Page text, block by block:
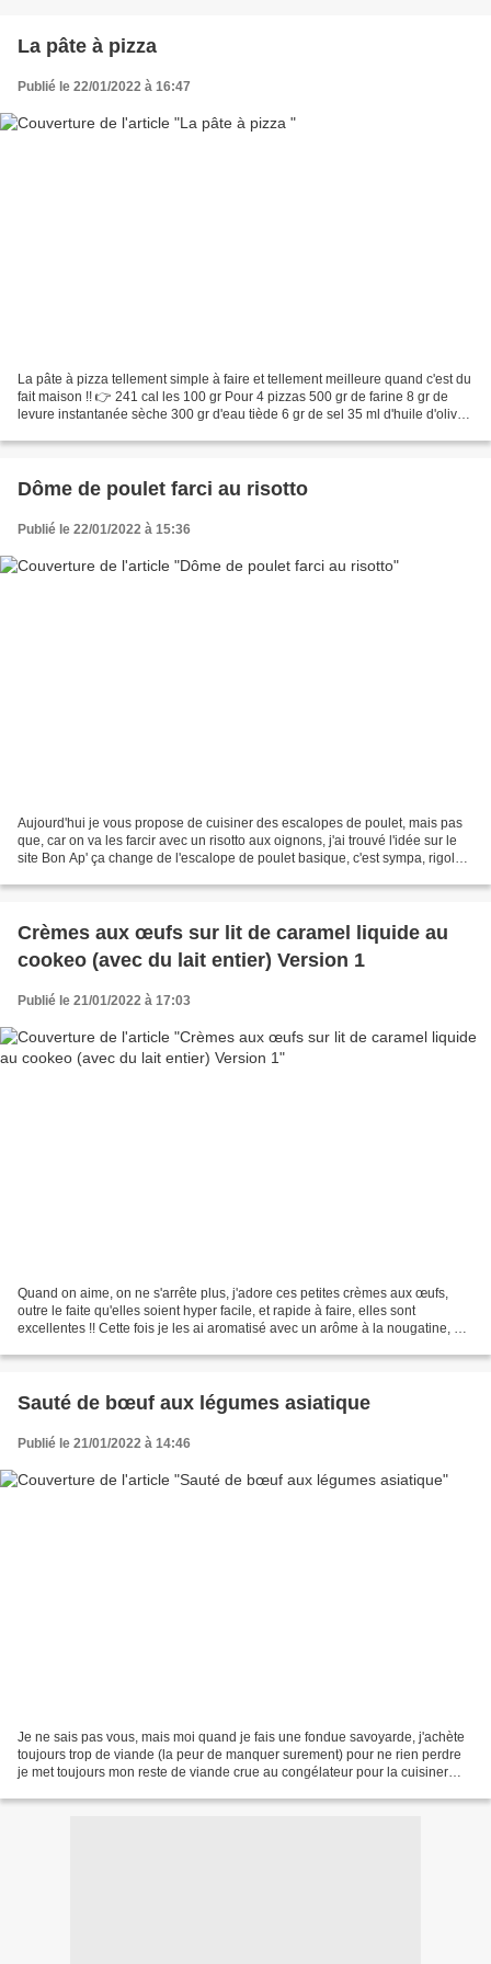
La pâte à pizza
Publié le 22/01/2022 à 16:47
La pâte à pizza tellement simple à faire et tellement meilleure quand c'est du
fait maison !! 👉 241 cal les 100 gr Pour 4 pizzas 500 gr de farine 8 gr de
levure instantanée sèche 300 gr d'eau tiède 6 gr de sel 35 ml d'huile d'olive
Dôme de poulet farci au risotto
Publié le 22/01/2022 à 15:36
Aujourd'hui je vous propose de cuisiner des escalopes de poulet, mais pas
que, car on va les farcir avec un risotto aux oignons, j'ai trouvé l'idée sur le
site Bon Ap' ça change de l'escalope de poulet basique, c'est sympa, rigolo à
Crèmes aux œufs sur lit de caramel liquide au
cookeo (avec du lait entier) Version 1
Publié le 21/01/2022 à 17:03
Quand on aime, on ne s'arrête plus, j'adore ces petites crèmes aux œufs,
outre le faite qu'elles soient hyper facile, et rapide à faire, elles sont
excellentes !! Cette fois je les ai aromatisé avec un arôme à la nougatine, et
Sauté de bœuf aux légumes asiatique
Publié le 21/01/2022 à 14:46
Je ne sais pas vous, mais moi quand je fais une fondue savoyarde, j'achète
toujours trop de viande (la peur de manquer surement) pour ne rien perdre
je met toujours mon reste de viande crue au congélateur pour la cuisiner